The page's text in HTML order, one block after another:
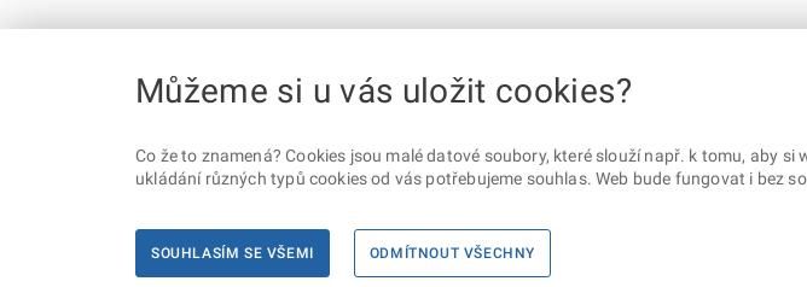
Můžeme si u vás uložit cookies?
Co že to znamená? Cookies jsou malé datové soubory, které slouží např. k tomu, aby
ukládání různých typů cookies od vás potřebujeme souhlas. Web bude fungovat i bez
SOUHLASÍM SE VŠEMI ODMÍTNOUT VŠECHNY